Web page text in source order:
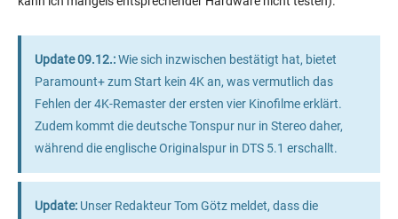
Update 09.12.:Wie sich inzwischen bestätigt hat, bietet
Paramount+ zum Start kein 4K an, was vermutlich das
Fehlen der 4K-Remaster der ersten vier Kinofilme erklärt.
Zudem kommt die deutsche Tonspur nur in Stereo daher,
während die englische Originalspur in DTS 5.1 erschallt.
Update: Unser Redakteur Tom Götz meldet, dass die